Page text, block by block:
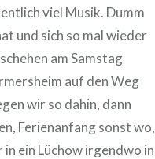
viel Musik. Dumm
und sich so mal wieder
am Samstag
auf den Weg
wir so dahin, dann
Ferienanfang sonst wo,
ein Lüchow irgendwo in